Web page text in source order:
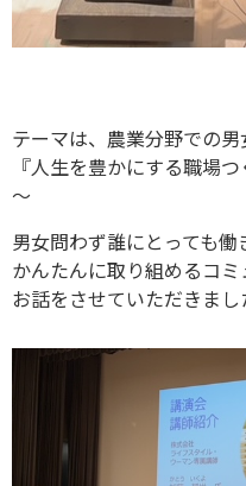
テーマは、農業分野での男
『人生を豊かにする職場
～
男女問わず誰にとっても
かんたんに取り組めるコ
お話をさせていただきまし